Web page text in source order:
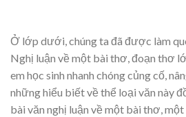
Ở lớp dưới, chúng ta đã được làm
Nghị luận về một bài thơ, đoạn thơ
em học sinh nhanh chóng củng cố,
những hiểu biết về thể loại văn này
bài văn nghị luận về một bài thơ,